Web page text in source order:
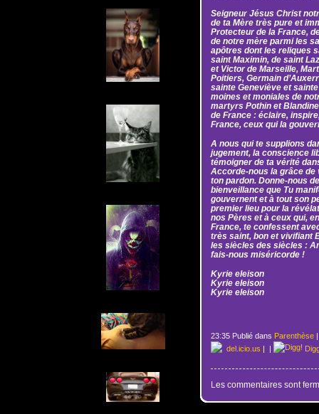
Seigneur Jésus Christ
de ta Mère très pure et
Protecteur de la France,
de notre mère parmi les
apôtres dont les reliques
saint Maximin, de saint
et Victor de Marseille,
Poitiers, Germain
sainte Geneviève et
moines et moniales de
martyrs Pothin et
de France : éclaire,
France, ceux qui la
A nous qui te supplions
jugement, la conscience
témoigner de ta vérité
Accorde-nous la grâce de
ton pardon. Donne-nous
bienveillance que Tu
gouvernent et à tout son
premier lieu pour la
nos Pères et à ceux qui,
France, te confessent
très saint, bon et vivifiant
les siècles des siècles :
fais-nous miséricorde !
Kyrie eleison
Kyrie eleison
Kyrie eleison
23:35 Publié dans Parenthèse
del.icio.us
Les commentaires sont